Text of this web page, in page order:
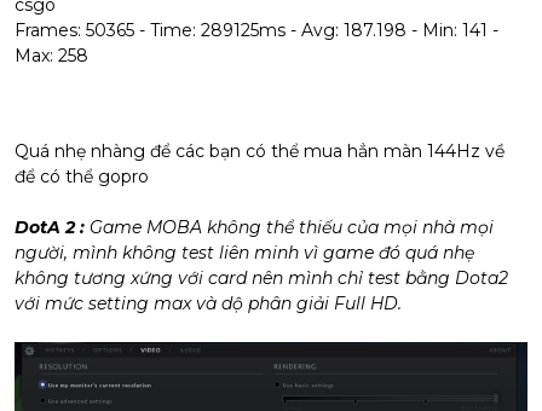
csgo
Frames: 50365 - Time: 289125ms - Avg: 187.198 - Min: 141 -
Max: 258
Quá nhẹ nhàng để các bạn có thể mua hẳn màn 144Hz về
để có thể gopro
DotA 2: Game MOBA không thể thiếu của mọi nhà mọi
người, mình không test liên minh vì game đó quá nhẹ
không tương xứng với card nên mình chỉ test bằng Dota2
với mức setting max và dộ phân giải Full HD.